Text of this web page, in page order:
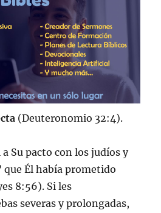
(Deuteronomio 32:4).
Su pacto con los judíos y
que Él había prometido
8:56). Si les
severas y prolongadas,